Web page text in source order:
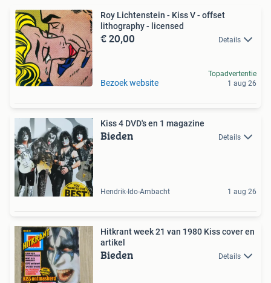
Roy Lichtenstein - Kiss V - offset
lithography - licensed
€ 20,00 Details
Bezoek website
Topadvertentie
1 aug 26
Kiss 4 DVD's en 1 magazine
Bieden Details
Hendrik-Ido-Ambacht 1 aug 26
Hitkrant week 21 van 1980 Kiss cover en
artikel
Bieden Details